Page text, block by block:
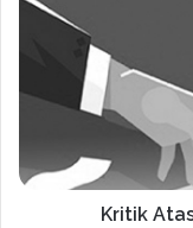
Kritik